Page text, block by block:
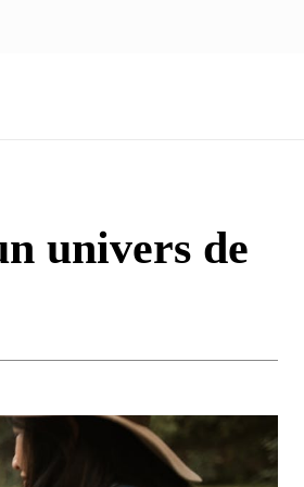
univers de